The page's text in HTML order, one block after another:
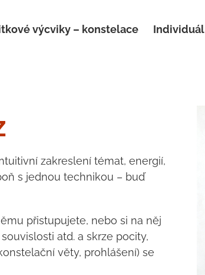
výcviky – konstelace Individuál
zakreslení témat, energií,
s jednou technikou – buď
přistupujete, nebo si na něj
atd. a skrze pocity,
věty, prohlášení) se